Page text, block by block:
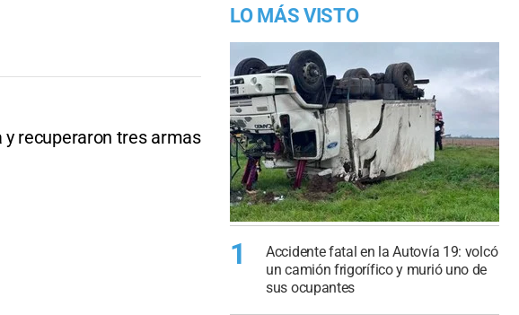
y recuperaron tres armas
LO MÁS VISTO
1
Accidente fatal en la Autovía 19: volcó
un camión frigorífico y murió uno de
sus ocupantes